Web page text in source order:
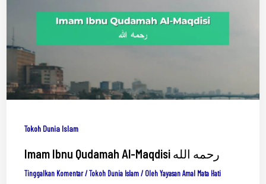
Tokoh Dunia Islam
Imam Ibnu Qudamah Al-Maqdisi رحمه الله
Tinggalkan Komentar /Tokoh Dunia Islam/ OlehYayasan Amal Mata Hati